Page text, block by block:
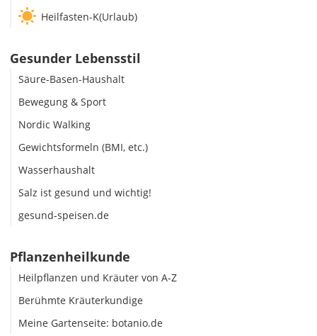
Heilfasten-K(Urlaub)
Gesunder Lebensstil
Säure-Basen-Haushalt
Bewegung & Sport
Nordic Walking
Gewichtsformeln (BMI, etc.)
Wasserhaushalt
Salz ist gesund und wichtig!
gesund-speisen.de
Pflanzenheilkunde
Heilpflanzen und Kräuter von A-Z
Berühmte Kräuterkundige
Meine Gartenseite: botanio.de